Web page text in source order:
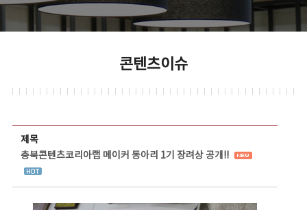
콘텐츠이슈
제목
충북콘텐츠코리아랩 메이커 동아리 1기 장려상 공개!!